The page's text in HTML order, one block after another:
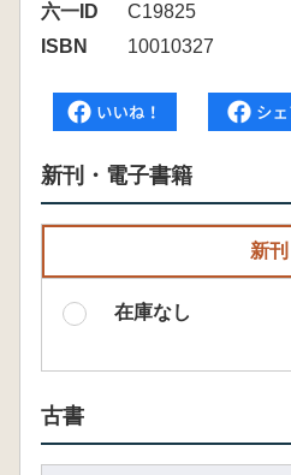
六一ID
C19825
ISBN
10010327
新刊・電子書籍
新刊
在庫なし
古書